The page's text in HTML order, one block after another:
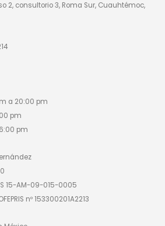
2, consultorio 3, Roma Sur, Cuauhtémoc,
a 20:00 pm
pm
pm
15-AM-09-015-0005
nº 153300201A2213